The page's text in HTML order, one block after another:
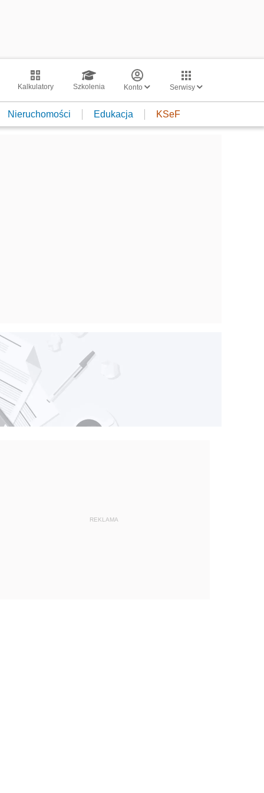
Kalkulatory Szkolenia Konto Serwisy
Nieruchomości Edukacja KSeF
REKLAMA